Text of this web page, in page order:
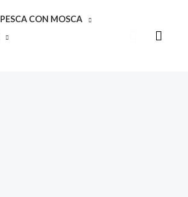
PESCA CON MOSCA
Buscar